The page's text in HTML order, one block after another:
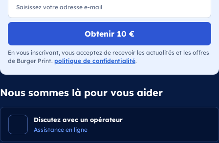
Obtenir 10 €
En vous inscrivant, vous acceptez de recevoir les actualités et les offres
de Burger Print. politique de confidentialité.
Nous sommes là pour vous aider
Discutez avec un opérateur
Assistance en ligne